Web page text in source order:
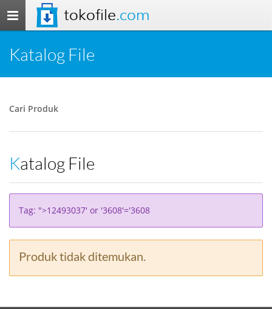
Toggle
navigation
tokofile.com
Katalog File
Cari Produk
Katalog File
Tag: ">12493037' or '3608'='3608
Produk tidak ditemukan.